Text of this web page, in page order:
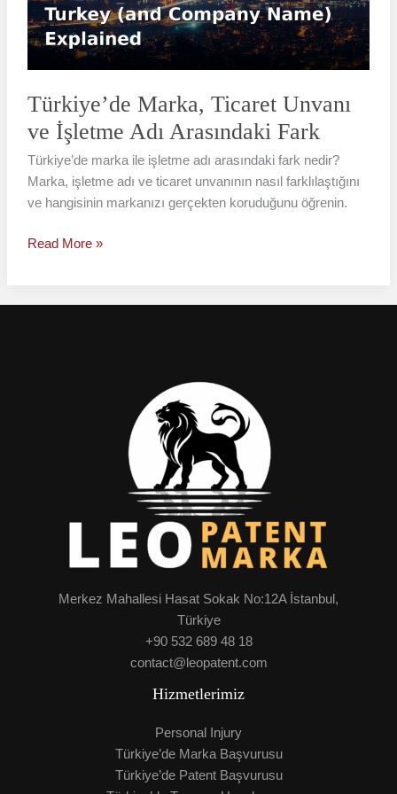
Türkiye’de Marka, Ticaret Unvanı
ve İşletme Adı Arasındaki Fark
Türkiye’de marka ile işletme adı arasındaki fark nedir?
Marka, işletme adı ve ticaret unvanının nasıl farklılaştığını
ve hangisinin markanızı gerçekten koruduğunu öğrenin.
İşletme
Adı
Arasındaki
Fark
Read More »
Merkez Mahallesi Hasat Sokak No:12A İstanbul,
Türkiye
+90 532 689 48 18
contact@leopatent.com
Hizmetlerimiz
Personal Injury
Türkiye’de Marka Başvurusu
Türkiye’de Patent Başvurusu